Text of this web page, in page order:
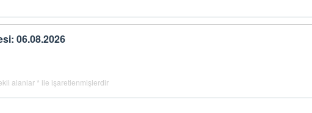
06.08.2026
alanlar * ile işaretlenmişlerdir